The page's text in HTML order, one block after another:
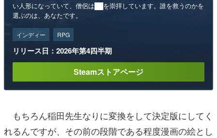
い人形になっていて、僧侶は██を崇拝しています。誰を救うのかを
選ぶのは、あなたです。
インディー RPG
リリース日：2026年第4四半期
Steamストアページ
もちろん稲田先生なりに変換をして決定版にしてく
れるんですが、その前の段階である程度漫画の絵とし